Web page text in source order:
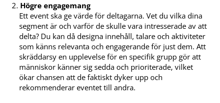
Högre engagemang
Ett event ska ge värde för deltagarna. Vet du vilka dina
segment är och varför de skulle vara intresserade av att
delta? Du kan då designa innehåll, talare och aktiviteter
som känns relevanta och engagerande för just dem. Att
skräddarsy en upplevelse för en specifik grupp gör att
människor känner sig sedda och prioriterade, vilket
ökar chansen att de faktiskt dyker upp och
rekommenderar eventet till andra.